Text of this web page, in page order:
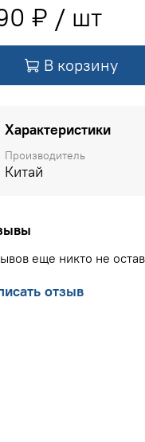
₽
В корзину
Характеристики
Производитель
Китай
еще никто не
отзыв